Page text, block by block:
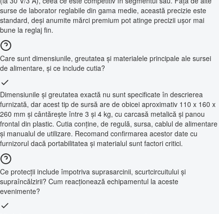
surse de laborator reglabile din gama medie, această precizie este
standard, deși anumite mărci premium pot atinge precizii ușor mai
bune la reglaj fin.
Care sunt dimensiunile, greutatea și materialele principale ale sursei
de alimentare, și ce include cutia?
Dimensiunile și greutatea exactă nu sunt specificate în descrierea
furnizată, dar acest tip de sursă are de obicei aproximativ 110 x 160 x
260 mm și cântărește între 3 și 4 kg, cu carcasă metalică și panou
frontal din plastic. Cutia conține, de regulă, sursa, cablul de alimentare
și manualul de utilizare. Recomand confirmarea acestor date cu
furnizorul dacă portabilitatea și materialul sunt factori critici.
Ce protecții include împotriva suprasarcinii, scurtcircuitului și
supraîncălzirii? Cum reacționează echipamentul la aceste
evenimente?